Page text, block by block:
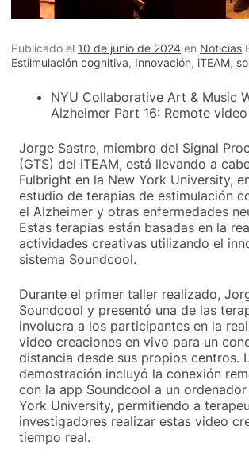
Publicado el 10 de junio de 2024 en Noticias
Estilmulación cognitiva, Innovación, iTEAM,
NYU Collaborative Art & Music
Alzheimer Part 16: Remote
Jorge Sastre, miembro del Signal
(GTS) del iTEAM, está llevando a
Fulbright en la New York University,
estudio de terapias de estimulación
el Alzheimer y otras enfermedades
Estas terapias están basadas en la
actividades creativas utilizando el
sistema Soundcool.
Durante el primer taller realizado,
Soundcool y presentó una de las
involucra a los participantes en la
video creaciones en vivo para un
distancia desde sus propios centros.
demostración incluyó la conexión
con la app Soundcool a un
York University, permitiendo a
investigadores realizar estas video
tiempo real.